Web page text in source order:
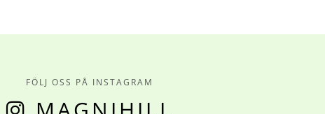
FÖLJ OSS PÅ INSTAGRAM